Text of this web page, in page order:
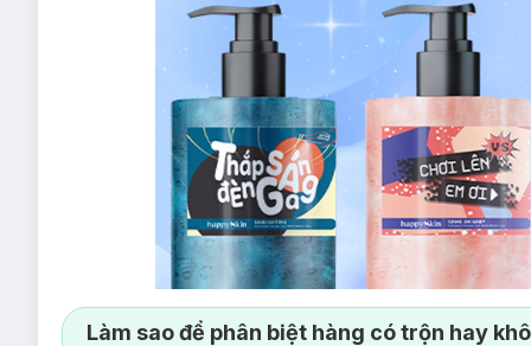
Làm sao để phân biệt hàng có trộn hay